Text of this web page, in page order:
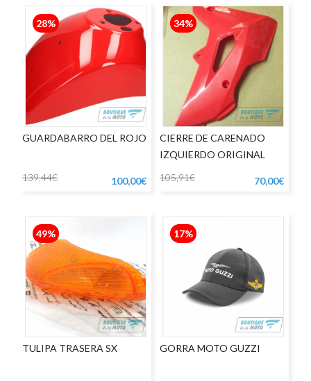
28%
GUARDABARRO DEL ROJO
139,44€ 100,00€
34%
CIERRE DE CARENADO
IZQUIERDO ORIGINAL
105,91€ 70,00€
49%
TULIPA TRASERA SX
17%
GORRA MOTO GUZZI